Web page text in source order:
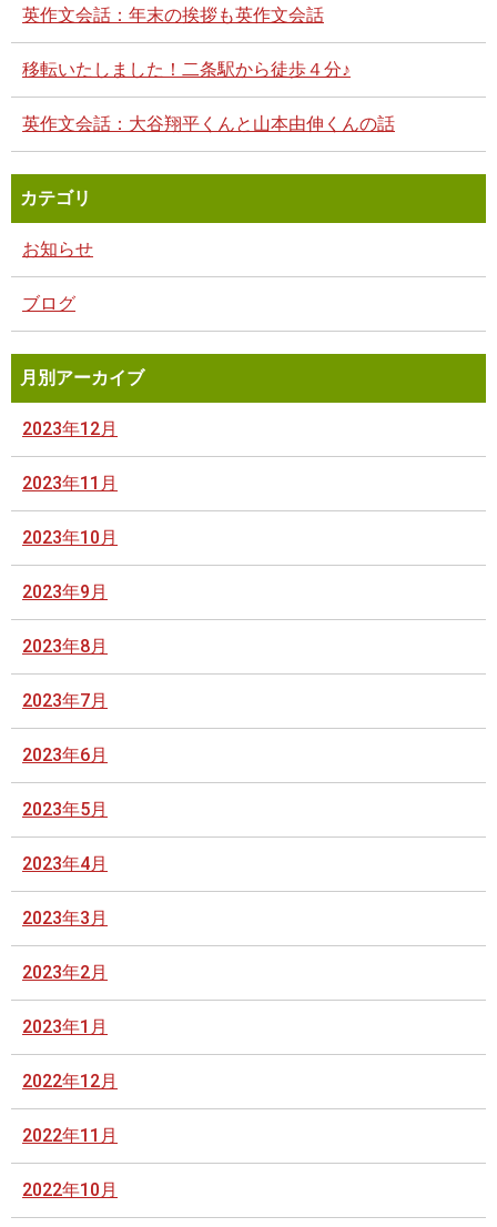
英作文会話：年末の挨拶も英作文会話
移転いたしました！二条駅から徒歩４分♪
英作文会話：大谷翔平くんと山本由伸くんの話
カテゴリ
お知らせ
ブログ
月別アーカイブ
2023年12月
2023年11月
2023年10月
2023年9月
2023年8月
2023年7月
2023年6月
2023年5月
2023年4月
2023年3月
2023年2月
2023年1月
2022年12月
2022年11月
2022年10月